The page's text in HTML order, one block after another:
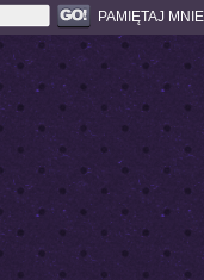
PAMIĘTAJ